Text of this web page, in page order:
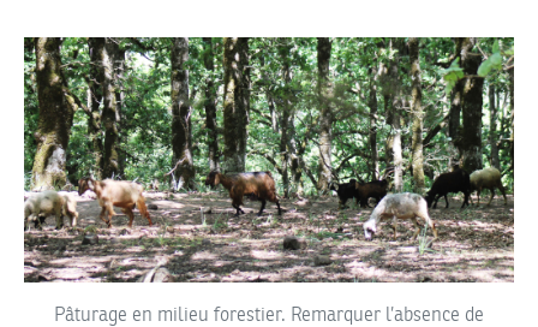
Pâturage en milieu forestier. Remarquer l’absence de